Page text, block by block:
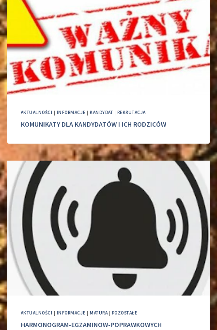
AKTUALNOŚCI | INFORMACJE |KANDYDAT | REKRUTACJA
KOMUNIKATY DLA KANDYDATÓW I ICH RODZICÓW
AKTUALNOŚCI | INFORMACJE |MATURA| POZOSTAŁE
HARMONOGRAM-EGZAMINOW-POPRAWKOWYCH